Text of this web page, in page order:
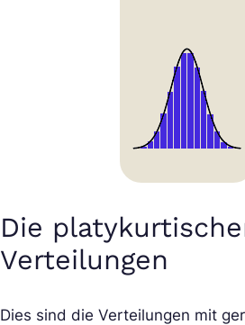
Die
Verteilungen
Dies sind die Verteilungen mit